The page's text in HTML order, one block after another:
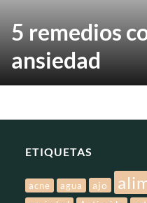
5 remedios
ansiedad
ETIQUETAS
acne agua ajo